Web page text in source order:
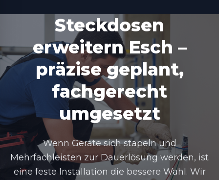
Steckdosen
erweitern Esch –
präzise geplant,
fachgerecht
umgesetzt
Wenn Geräte sich stapeln und
Mehrfachleisten zur Dauerlösung werden, ist
eine feste Installation die bessere Wahl. Wir